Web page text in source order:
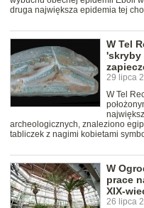
druga największa epidemia tej
W Tel
'skryby
29 lipca
W Tel
archeologicznych, znaleziono
tabliczek z nagimi kobietami
W
prace
XIX-
26 lipca